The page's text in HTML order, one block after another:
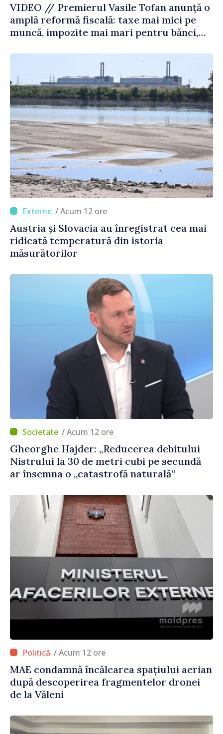
VIDEO // Premierul Vasile Tofan anunță o
amplă reformă fiscală: taxe mai mici pe
muncă, impozite mai mari pentru bănci,
/ Acum 12 ore
Austria și Slovacia au înregistrat cea mai
ridicată temperatură din istoria
măsurătorilor
/ Acum 12 ore
Gheorghe Hajder: „Reducerea debitului
Nistrului la 30 de metri cubi pe secundă
ar însemna o „catastrofă naturală”
/ Acum 12 ore
MAE condamnă încălcarea spațiului aerian
după descoperirea fragmentelor dronei
de la Văleni